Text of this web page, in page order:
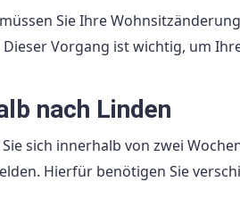
Sie Ihre
Vorgang ist wichtig, um
nach Linden
sich innerhalb von zwei
Hierfür benötigen Sie